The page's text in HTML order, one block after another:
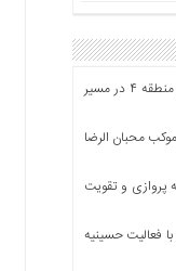
خدمات رسانی موکب محبان الرضای شهرداری منطقه ۴ در مسیر
موکب محبان الرضا
پروازی و تقویت
فعالیت حسینیه